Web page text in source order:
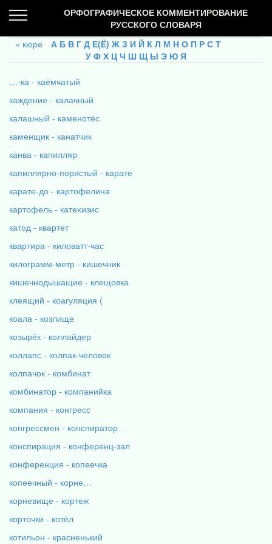
ОРФОГРАФИЧЕСКОЕ КОММЕНТИРОВАНИЕ
РУССКОГО СЛОВАРЯ
кюре
А Б В Г Д Е(Ё) Ж З И Й К Л М Н О П Р С Т
У Ф Х Ц Ч Ш Щ Ы Э Ю Я
…-ка - каёмчатый
каждение - калачный
калашный - каменотёс
каменщик - канатчик
канва - капилляр
капиллярно-пористый - карате
карате-до - картофелина
картофель - катехизис
катод - квартет
квартира - киловатт-час
килограмм-метр - кишечник
кишечнодышащие - клещовка
клеящий - коагуляция (
коала - козлище
козырёк - коллайдер
коллапс - колпак-человек
колпачок - комбинат
комбинатор - компанийка
компания - конгресс
конгрессмен - конспиратор
конспирация - конференц-зал
конференция - копеечка
копеечный - корне…
корневище - кортеж
корточки - котёл
котильон - красненький